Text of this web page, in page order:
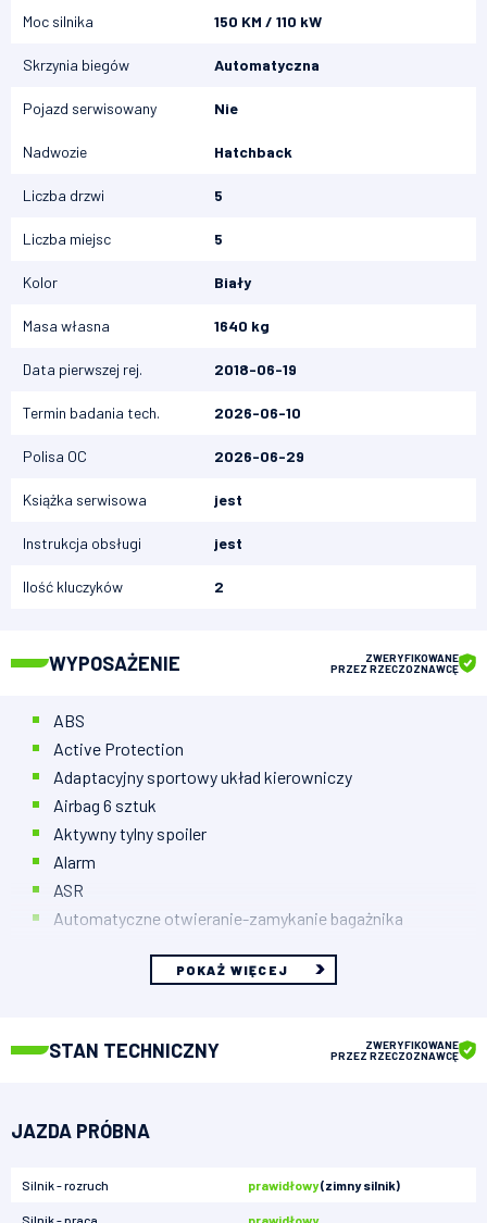
Moc silnika 150 KM / 110 kW
Skrzynia biegów Automatyczna
Pojazd serwisowany Nie
Nadwozie Hatchback
Liczba drzwi 5
Liczba miejsc 5
Kolor Biały
Masa własna 1640 kg
Data pierwszej rej. 2018-06-19
Termin badania tech. 2026-06-10
Polisa OC 2026-06-29
Książka serwisowa jest
Instrukcja obsługi jest
Ilość kluczyków 2
WYPOSAŻENIE
ZWERYFIKOWANE
PRZEZ RZECZOZNAWCĘ
ABS
Active Protection
Adaptacyjny sportowy układ kierowniczy
Airbag 6 sztuk
Aktywny tylny spoiler
Alarm
ASR
Automatyczne otwieranie-zamykanie bagażnika
POKAŻ WIĘCEJ
STAN TECHNICZNY
ZWERYFIKOWANE
PRZEZ RZECZOZNAWCĘ
JAZDA PRÓBNA
Silnik - rozruch prawidłowy(zimny silnik)